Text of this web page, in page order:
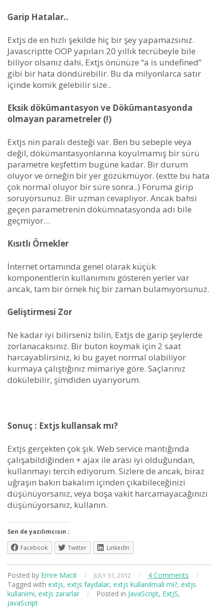
Garip Hatalar..
Extjs de en hızlı şekilde hiç bir şey yapamazsınız.
Javascriptte OOP yapıları 20 yıllık tecrübeyle bile
biliyor olsanız dahi, Extjs önünüze “a is undefined”
gibi bir hata döndürebilir. Bu da milyonlarca satır
içinde komik gelebilir size..
Eksik dökümantasyon ve Dökümantasyonda
olmayan parametreler (!)
Extjs nin paralı desteği var. Ben bu sebeple veya
değil, dökümantasyonlarına koyulmamış bir sürü
parametre keşfettim bugüne kadar. Bir durum
oluyor ve örneğin bir yer gözükmüyor. (extte bu hata
çok normal oluyor bir süre sonra..) Foruma girip
soruyorsunuz. Bir uzman cevaplıyor. Ancak bahsi
geçen parametrenin dökümnatasyonda adı bile
geçmiyor…
Kısıtlı Örnekler
İnternet ortamında genel olarak küçük
komponentlerin kullanımını gösteren yerler var
ancak, tam bir örnek hiç bir zaman bulamıyorsunuz.
Geliştirmesi Zor
Ne kadar iyi bilirseniz bilin, Extjs de garip şeylerde
zorlanacaksınız. Bir buton koymak için 2 saat
harcayablirsiniz, ki bu gayet normal olabiliyor
kurmaya çalıştığınız mimariye göre. Saçlarınız
dökülebilir, şimdiden uyarıyorum.
Sonuç : Extjs kullansak mı?
Extjs gerçekten çok şık. Web service mantığında
çalışabildiğinden + ajax ile arası iyi olduğundan,
kullanmayı tercih ediyorum. Sizlere de ancak, biraz
uğraşın bakın bakalım içinden çıkabileceğinizi
düşünüyorsanız, veya boşa vakit harcamayacağınızı
düşünüyorsanız, kullanın.
Sen de yazılımcısın :
Facebook
Twitter LinkedIn
Posted by Emre Macit / JULY 31, 2012 / 4 Comments
/
Tagged with extjs, extjs faydalar, extjs kullanilmali mi?, extjs
kullanimi, extjs zararlar / Posted in JavaScript, ExtJS,
JavaScript